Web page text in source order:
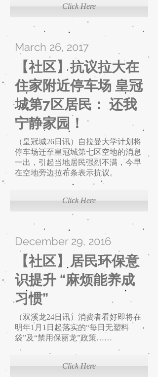
Click Here
March 26, 2017
【社区】抗议拉大在
住家附近停车场 皇冠
城第7区居民： 还我
宁静家园！
（皇冠城26日讯）自拉曼大学计划将
停车场迁至皇冠城第七区空地的消息
一出，引起当地居民强烈不满，今早
在空地旁边拉布条表示抗议。
Click Here
December 29, 2016
【社区】居民环保意
识提升 “麻烦能养成
习惯”
（双溪龙24日讯）消费者看好即将在
明年1月1日起落实的“每日无塑料
袋”及“禁用保丽龙”政策……
Click Here